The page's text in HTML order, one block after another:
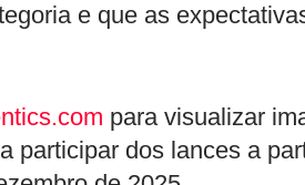
e que as
para visualizar
participar dos lances a